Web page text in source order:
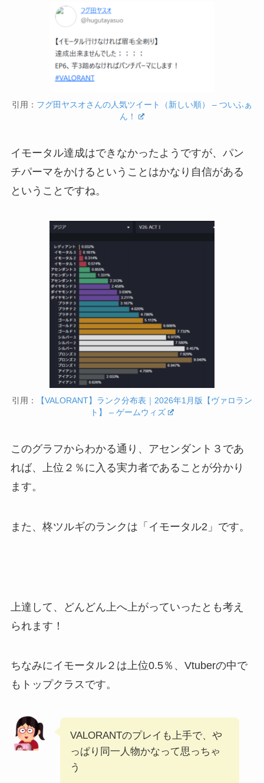
引用： フグ田ヤスオさんの人気ツイート（新しい順） – ついふぁ
ん！
イモータル達成はできなかったようですが、パン
チパーマをかけるということはかなり自信がある
ということですね。
引用：
【VALORANT】ランク分布表｜2026年1月版【ヴァロラン
ト】 – ゲームウィズ
このグラフからわかる通り、アセンダント３であ
れば、上位２％に入る実力者であることが分かり
ます。
また、柊ツルギのランクは「イモータル2」です。
上達して、どんどん上へ上がっていったとも考え
られます！
ちなみにイモータル２は上位0.5％、Vtuberの中で
もトップクラスです。
VALORANTのプレイも上手で、や
っぱり同一人物かなって思っちゃ
う